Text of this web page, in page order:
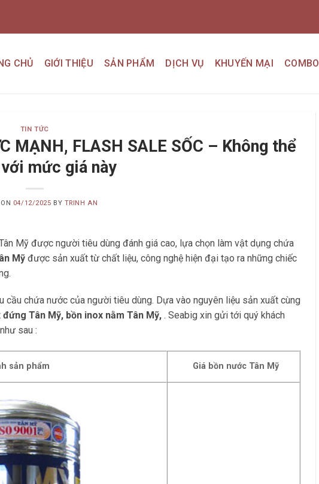
CHỦ GIỚI THIỆU SẢN PHẨM DỊCH VỤ KHUYẾN MẠI COMBO
TIN TỨC
MẠNH, FLASH SALE SỐC – Không thể
mức giá này
04/12/2025 BY TRINH AN
Mỹ được người tiêu dùng đánh giá cao, lựa chọn làm vật dụng chứa
Mỹ được sản xuất từ chất liệu, công nghệ hiện đại tạo ra những chiếc
chứa nước của người tiêu dùng. Dựa vào nguyên liệu sản xuất cùng
đứng Tân Mỹ, bồn inox nằm Tân Mỹ, . Seabig xin gửi tới quý khách
sau :
sản phẩm Giá bồn nước Tân Mỹ